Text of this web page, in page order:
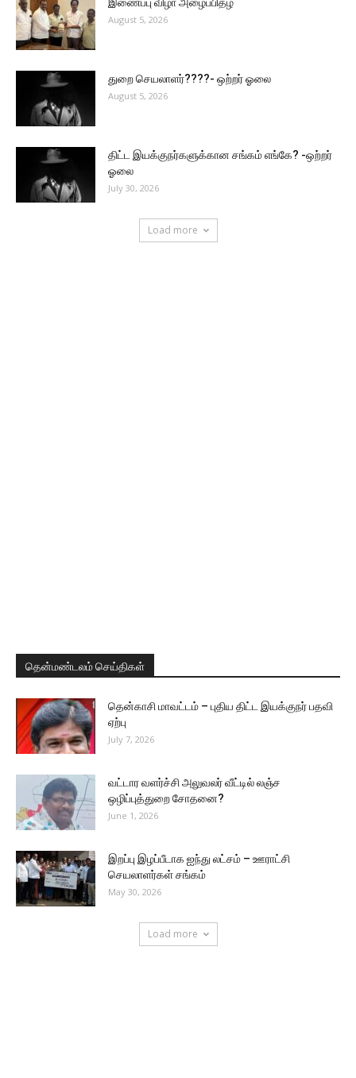
இணைப்பு விழா அழைப்பிதழ்
August 5, 2026
துறை செயலாளர்????- ஒற்றர் ஓலை
August 5, 2026
திட்ட இயக்குநர்களுக்கான சங்கம் எங்கே? -ஒற்றர்
ஓலை
July 30, 2026
Load more
தென்மண்டலம் செய்திகள்
தென்காசி மாவட்டம் – புதிய திட்ட இயக்குநர் பதவி
ஏற்பு
July 7, 2026
வட்டார வளர்ச்சி அலுவலர் வீட்டில் லஞ்ச
ஒழிப்புத்துறை சோதனை?
June 1, 2026
இறப்பு இழப்பீடாக ஐந்து லட்சம் – ஊராட்சி
செயலாளர்கள் சங்கம்
May 30, 2026
Load more